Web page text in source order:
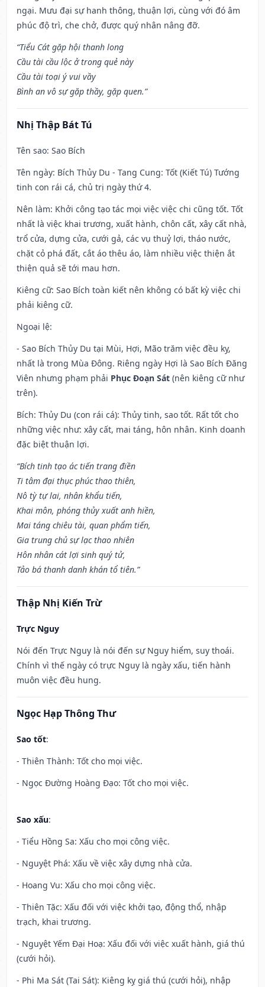
ngại. Mưu đại sự hanh thông, thuận lợi, cùng với đó âm
phúc độ trì, che chở, được quý nhân nâng đỡ.
“Tiểu Cát gặp hội thanh long
Cầu tài cầu lộc ở trong quẻ này
Cầu tài toại ý vui vầy
Bình an vô sự gặp thầy, gặp quen.”
Nhị Thập Bát Tú
Tên sao: Sao Bích
Tên ngày: Bích Thủy Du - Tang Cung: Tốt (Kiết Tú) Tướng
tinh con rái cá, chủ trị ngày thứ 4.
Nên làm: Khởi công tạo tác mọi việc việc chi cũng tốt. Tốt
nhất là việc khai trương, xuất hành, chôn cất, xây cất nhà,
trổ cửa, dựng cửa, cưới gả, các vụ thuỷ lợi, tháo nước,
chặt cỏ phá đất, cắt áo thêu áo, làm nhiều việc thiện ắt
thiện quả sẽ tới mau hơn.
Kiêng cữ: Sao Bích toàn kiết nên không có bất kỳ việc chi
phải kiêng cữ.
Ngoại lệ:
- Sao Bích Thủy Du tại Mùi, Hợi, Mão trăm việc đều kỵ,
nhất là trong Mùa Đông. Riêng ngày Hợi là Sao Bích Đăng
Viên nhưng phạm phải Phục Đoạn Sát (nên kiêng cữ như
trên).
Bích: Thủy Du (con rái cá): Thủy tinh, sao tốt. Rất tốt cho
những việc như: xây cất, mai táng, hôn nhân. Kinh doanh
đặc biệt thuận lợi.
“Bích tinh tạo ác tiến trang điền
Ti tâm đại thục phúc thao thiên,
Nô tỳ tự lai, nhân khẩu tiến,
Khai môn, phóng thủy xuất anh hiền,
Mai táng chiêu tài, quan phẩm tiến,
Gia trung chủ sự lạc thao nhiên
Hôn nhân cát lợi sinh quý tử,
Tảo bá thanh danh khán tổ tiên.”
Thập Nhị Kiến Trừ
Trực Nguy
Nói đến Trực Nguy là nói đến sự Nguy hiểm, suy thoái.
Chính vì thế ngày có trực Nguy là ngày xấu, tiến hành
muôn việc đều hung.
Ngọc Hạp Thông Thư
Sao tốt:
- Thiên Thành: Tốt cho mọi việc.
- Ngọc Đường Hoàng Đạo: Tốt cho mọi việc.
Sao xấu:
- Tiểu Hồng Sa: Xấu cho mọi công việc.
- Nguyệt Phá: Xấu về việc xây dựng nhà cửa.
- Hoang Vu: Xấu cho mọi công việc.
- Thiên Tặc: Xấu đối với việc khởi tạo, động thổ, nhập
trạch, khai trương.
- Nguyệt Yếm Đại Hoạ: Xấu đối với việc xuất hành, giá thú
(cưới hỏi).
- Phi Ma Sát (Tai Sát): Kiêng kỵ giá thú (cưới hỏi), nhập